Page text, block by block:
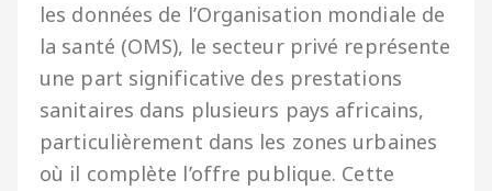
les données de l’Organisation mondiale de
la santé (OMS), le secteur privé représente
une part significative des prestations
sanitaires dans plusieurs pays africains,
particulièrement dans les zones urbaines
où il complète l’offre publique. Cette